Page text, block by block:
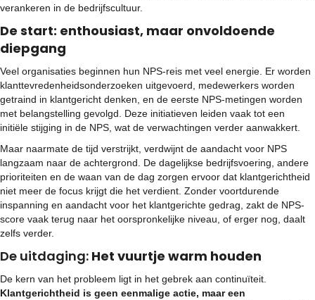
verankeren in de bedrijfscultuur.
De start: enthousiast, maar onvoldoende
diepgang
Veel organisaties beginnen hun NPS-reis met veel energie. Er worden
klanttevredenheidsonderzoeken uitgevoerd, medewerkers worden
getraind in klantgericht denken, en de eerste NPS-metingen worden
met belangstelling gevolgd. Deze initiatieven leiden vaak tot een
initiële stijging in de NPS, wat de verwachtingen verder aanwakkert.
Maar naarmate de tijd verstrijkt, verdwijnt de aandacht voor NPS
langzaam naar de achtergrond. De dagelijkse bedrijfsvoering, andere
prioriteiten en de waan van de dag zorgen ervoor dat klantgerichtheid
niet meer de focus krijgt die het verdient. Zonder voortdurende
inspanning en aandacht voor het klantgerichte gedrag, zakt de NPS-
score vaak terug naar het oorspronkelijke niveau, of erger nog, daalt
zelfs verder.
De uitdaging: Het vuurtje warm houden
De kern van het probleem ligt in het gebrek aan continuïteit.
Klantgerichtheid is geen eenmalige actie, maar een